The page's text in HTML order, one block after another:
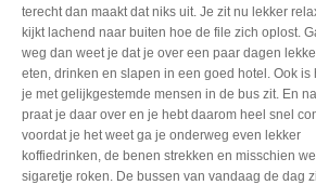
terecht dan maakt dat niks uit. Je zit nu lekker
kijkt lachend naar buiten hoe de file zich oplost.
weg dan weet je dat je over een paar dagen
eten, drinken en slapen in een goed hotel. Ook is
je met gelijkgestemde mensen in de bus zit. En
praat je daar over en je hebt daarom heel snel
voordat je het weet ga je onderweg even lekker
koffiedrinken, de benen strekken en misschien
sigaretje roken. De bussen van vandaag de dag